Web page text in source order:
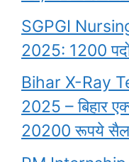
SGPGI
2025: 1200
Bihar X-Ray
2025 – बिहार
20200 रूपये